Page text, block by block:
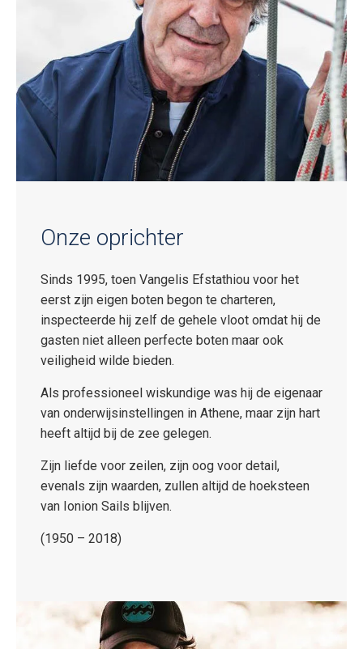
Onze oprichter
Sinds 1995, toen Vangelis Efstathiou voor het
eerst zijn eigen boten begon te charteren,
inspecteerde hij zelf de gehele vloot omdat hij de
gasten niet alleen perfecte boten maar ook
veiligheid wilde bieden.
Als professioneel wiskundige was hij de eigenaar
van onderwijsinstellingen in Athene, maar zijn hart
heeft altijd bij de zee gelegen.
Zijn liefde voor zeilen, zijn oog voor detail,
evenals zijn waarden, zullen altijd de hoeksteen
van Ionion Sails blijven.
(1950 – 2018)